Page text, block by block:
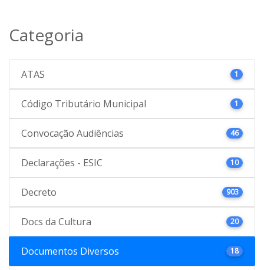
Categoria
ATAS 1
Código Tributário Municipal 1
Convocação Audiências 46
Declarações - ESIC 10
Decreto 903
Docs da Cultura 20
Documentos Diversos 18